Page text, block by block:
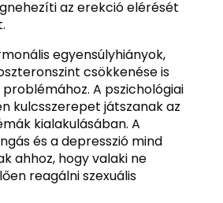
az erekció elérését
egyensúlyhiányok,
csökkenése is
A pszichológiai
kulcsszerepet játszanak az
kialakulásában. A
és a depresszió mind
ahhoz, hogy valaki ne
reagálni szexuális